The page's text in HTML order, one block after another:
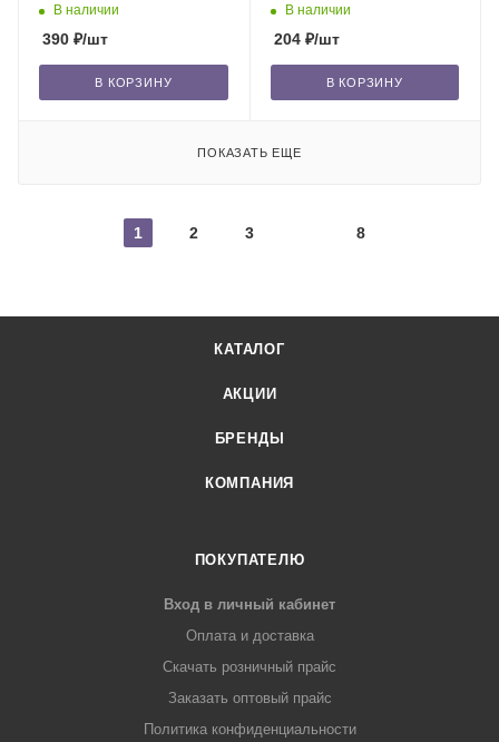
В наличии
390 ₽/шт
В КОРЗИНУ
В наличии
204₽/шт
В КОРЗИНУ
ПОКАЗАТЬ ЕЩЕ
1 2 3 8
КАТАЛОГ
АКЦИИ
БРЕНДЫ
КОМПАНИЯ
ПОКУПАТЕЛЮ
Вход в личный кабинет
Оплата и доставка
Скачать розничный прайс
Заказать оптовый прайс
Политика конфиденциальности